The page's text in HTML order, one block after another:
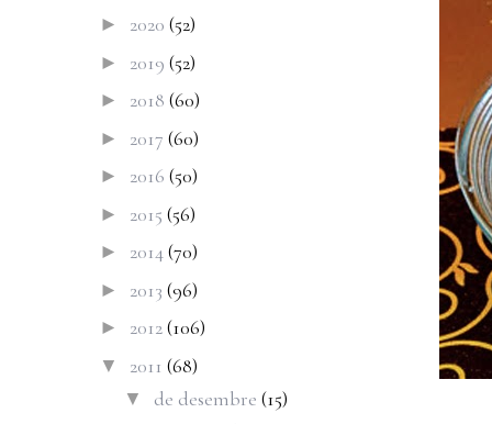
► 2020 (52)
► 2019 (52)
► 2018 (60)
► 2017 (60)
► 2016 (50)
► 2015 (56)
► 2014(70)
► 2013 (96)
► 2012(106)
▼ 2011 (68)
▼ de desembre (15)